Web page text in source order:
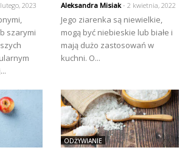
2023
szarymi
Aleksandra Misiak- 2 kwietnia, 2022
Jego ziarenka są niewielkie,
mogą być niebieskie lub białe i
mają dużo zastosowań w
kuchni. O...
ODŻYWIANIE